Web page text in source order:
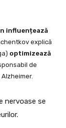
influențează
explică
optimizează
de
nervoase se